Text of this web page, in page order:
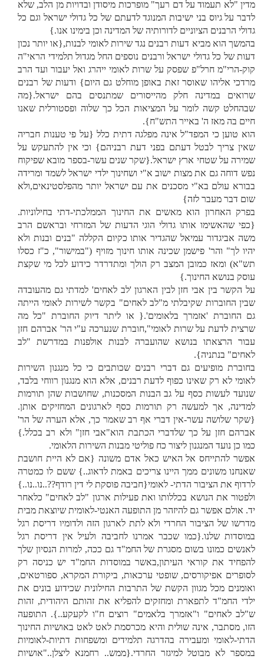
מדין "לא תעמוד על דם רעך" מופרכות מיסודן ובדויות מן הלב, שלא
לדבר על גיוס בני ישיבות המנוגד לדעתם של כל גדולי ישראל וגם כל
גדולי הרבנים הציוניים לדורותיה של המדינה וכן בימינו אנו.}
בהמשך הוא מביא דעות רבנים נגד שירות לאומי לבנות,{או יותר נכון
דעות של כל גדולי ישראל ורבנים נוספים החל מגדול תלמידי הראי"ה
קוק-הרי"מ חרל"פ שפסק על שרות לאומי ייהרג ואל יעבור ועד הרב
מרדכי אליהו שאוסר זאת באופן מוחלט גם היום} ודעות של רבנים
שרואים במדינה חלק מהייסורים שמתנסים בהם ישראל.{מה
שבהחלט קשה לומר על המציאות הכל כך שלוה ופסטורלית שאנו
חיים בה מאז ה' באייר התש"ח}.
הוא טוען כי המפד"ל אינה מפלגה דתית כלל {על פי טענות חבריה
שאין צריך לבטל דעתם בפני דעת רבניהם} וכי אין להתעקש על
שמירה על שטחי ארץ ישראל.{שקר שנים עשר-בספר מובא שפיקוח
נפש דוחה גם את מצות ישוב א"י ושחינוך ילדי ישראל לשמד ומרידה
בבורא עולם בא"י מסכנים את עם ישראל יותר מהפלסטינאים,ולא
שום דבר מעבר לזה}
בפרק האחרון הוא מאשים את החינוך הממלכתי-דתי בחילוניות.
{כפי שהאשימו אותו גדולי הוגי הדעות של המזרחי ובראשם הרב
משה אביגדור עמיאל שהגדיר אותו כקיום הקללה "בנים ובנות ולא
יהיו לך" והר' פישמן שכינה אותו חינוך מזויף ("במישור", כ"ז כסלו
תש"א) ומאז כמובן המצב רק הולך ומתדרדר כידוע לכל מי שקצת
עוסק בנושא החינוך.}
על הקשר בין אבי חזן לבין הארגון 'לב לאחים' למדתי גם מהעובדה
שבין החוברות שקיבלתי מ"לב לאחים" בקשר לשירות לאומי הייתה
גם החוברת 'אזמרך בלאומים'.{ או ליתר דיוק החוברת "כל מה
שרצית לדעת על שרות לאומי",חוברת שנערכה ע"י הר' אברהם חזן
עבור הרצאתו בנושא שהועברה לבנות אולפנות במדרשת "לב
לאחים" בנתניה}.
בחוברת מופיעים גם דברי רבנים שכותבים כי כל מנגנון השירות
לאומי לא רק שאינו כפוף לדעת רבנים, אלא הוא מנגנון רווחי בלבד,
שנועד לעשות כסף על גב הבנות המסכנות, שחושבות שהן תורמות
למדינה, אך למעשה רק תורמות כסף לארגונים המחזיקים אותן.
{שקר שלושה עשר-אין דברי אף רב שאמר כך, אלא הערה של הר'
אברהם חזן על כך שלדברי הכתבת הוא"אבי חזן" ולא רב בכלל.}
כמו כן נועד המנגנון ליצור כח פוליטי מבנות השירות הלאומי.
אפשר להתייחס אל האיש כאל אדם משונה {אם לא היית חושבת
שאנחנו משונים ממך היינו צריכים באמת לדאוג..} ששם לו כמטרה
לרדוף את הציבור הדתי- לאומי{חביבה פוסקת לי דין רודף??..נו..נו..}
ולפטור את הנושא בכללותו ואת פעילות ארגון "לב לאחים" כלאחר
יד. אולם אפשר גם להיזהר מן התופעה האנטי-לאומית שיוצאת מבית
מדרשו של הציבור החרדי ולא לתת לארגון הזה ולדומיו דריסת רגל
במוסדות שלנו.{כמו שכבר אמרנו לחביבה ולעיל אין דריסת רגל
לאנשים כמונו בשום מסגרת של החמ"ד גם ככה, למרות הנסיון שלך
להפחיד את קוראי העיתון,באשר במוסדות החמ"ד יש כניסה רק
לסופרים אפיקורסים, שופטי ערכאות, ביקורת המקרא, ספורטאים,
ואומנים מכל מגוון הקשת של התרבות החילונית שכידוע בונים את
ילדי החמ"ד לתפארת ומחזקים להפליא את זהותם היהודית, זהות
ש"לב לאחים" ו"אזמרך בלאמים" רוצים ח"ו לקעקע..}. התופעה
הזו, מסתבר, אינה שולית והיא מכרסמת לאט לאט באושיות החינוך
הדתי-לאומי ומעבירה בהדרגה תלמידים ומשפחות דתיות-לאומיות
במספר לא מבוטל למיגזר החרדי.{ממש.. רחמנא ליצלן.."אושיות